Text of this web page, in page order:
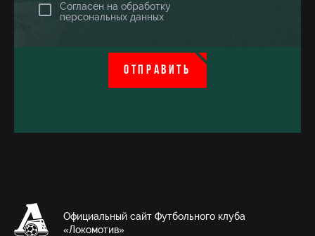
Согласен на обработку
персональных данных
ОТПРАВИТЬ
Официальный сайт Футбольного клуба
«Локомотив»